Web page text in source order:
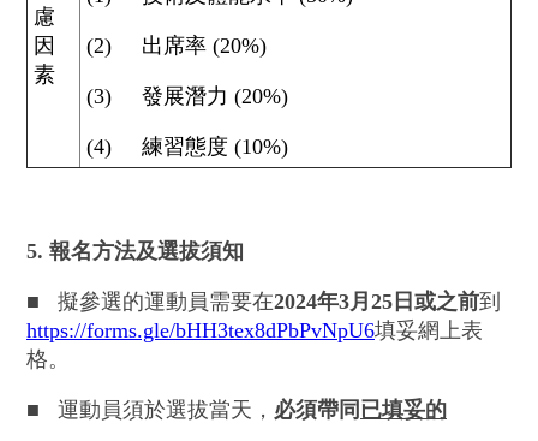
慮
因
素
(2) 出席率 (20%)
(3) 發展潛力 (20%)
(4) 練習態度 (10%)
5. 報名方法及選拔須知
■ 擬參選的運動員需要在2024年3月25日或之前到
https://forms.gle/bHH3tex8dPbPvNpU6填妥網上表
格。
■ 運動員須於選拔當天， 必須帶同 已填妥的